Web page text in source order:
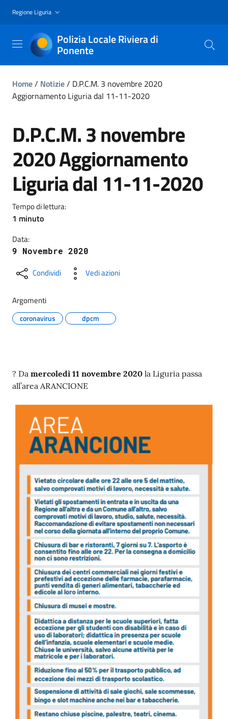
Regione Liguria
Polizia Locale Riviera di
Ponente
Home/ Notizie/ D.P.C.M. 3 novembre 2020
Aggiornamento Liguria dal 11-11-2020
D.P.C.M. 3 novembre
2020 Aggiornamento
Liguria dal 11-11-2020
Tempo di lettura:
1 minuto
Data:
9 Novembre 2020
Condividi Vedi azioni
Argomenti
coronavirus dpcm
? Da mercoledì 11 novembre 2020 la Liguria passa
all’area ARANCIONE